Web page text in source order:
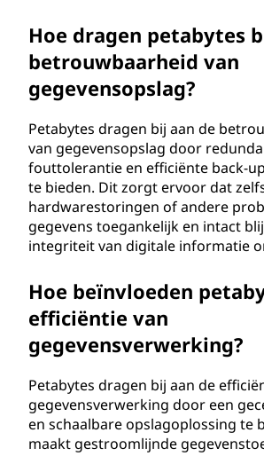
Hoe dragen petabytes
betrouwbaarheid van
gegevensopslag?
Petabytes dragen bij aan de
van gegevensopslag door
fouttolerantie en efficiënte back-
te bieden. Dit zorgt ervoor dat
hardwarestoringen of andere
gegevens toegankelijk en intact
integriteit van digitale informatie
Hoe beïnvloeden
efficiëntie van
gegevensverwerking?
Petabytes dragen bij aan de
gegevensverwerking door een
en schaalbare opslagoplossing te
maakt gestroomlijnde